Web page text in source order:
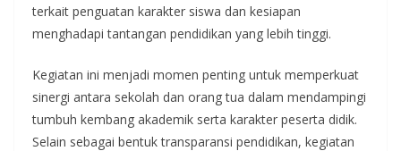
terkait penguatan karakter siswa dan kesiapan
menghadapi tantangan pendidikan yang lebih tinggi.
Kegiatan ini menjadi momen penting untuk memperkuat
sinergi antara sekolah dan orang tua dalam mendampingi
tumbuh kembang akademik serta karakter peserta didik.
Selain sebagai bentuk transparansi pendidikan, kegiatan